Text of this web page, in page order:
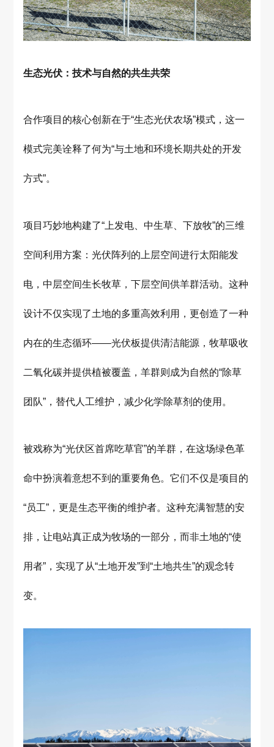
生态光伏：技术与自然的共生共荣
合作项目的核心创新在于“生态光伏农场”模式，这一
模式完美诠释了何为“与土地和环境长期共处的开发
方式”。
项目巧妙地构建了“上发电、中生草、下放牧”的三维
空间利用方案：光伏阵列的上层空间进行太阳能发
电，中层空间生长牧草，下层空间供羊群活动。这种
设计不仅实现了土地的多重高效利用，更创造了一种
内在的生态循环——光伏板提供清洁能源，牧草吸收
二氧化碳并提供植被覆盖，羊群则成为自然的“除草
团队”，替代人工维护，减少化学除草剂的使用。
被戏称为“光伏区首席吃草官”的羊群，在这场绿色革
命中扮演着意想不到的重要角色。它们不仅是项目的
“员工”，更是生态平衡的维护者。这种充满智慧的安
排，让电站真正成为牧场的一部分，而非土地的“使
用者”，实现了从“土地开发”到“土地共生”的观念转
变。